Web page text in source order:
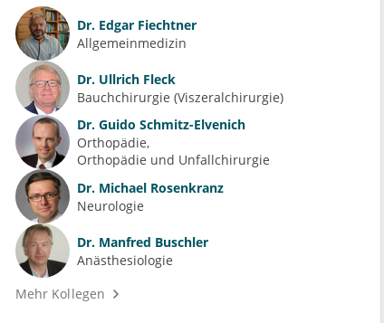
Dr. Edgar Fiechtner
Allgemeinmedizin
Dr. Ullrich Fleck
Bauchchirurgie (Viszeralchirurgie)
Dr. Guido Schmitz-Elvenich
Orthopädie
Orthopädie und Unfallchirurgie
Dr. Michael Rosenkranz
Neurologie
Dr. Manfred Buschler
Anästhesiologie
Mehr Kollegen